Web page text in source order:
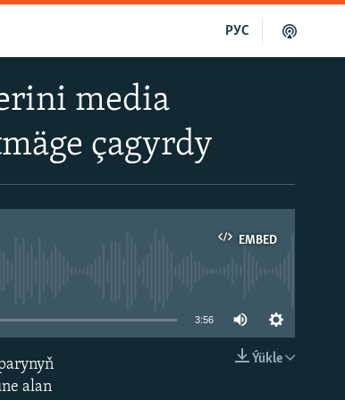
РУС
media
çagyrdy
EMBED
3:56
Ýükle
alan